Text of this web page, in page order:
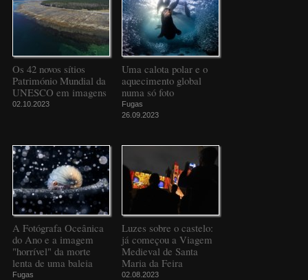
Os 42 novos sítios
Património Mundial da
UNESCO em imagens
02.10.2023
Uma calota polar e o
aquecimento global
numa só foto
Fugas
26.09.2023
A Fotógrafa Oceânica
do Ano e a imagem
"horrível" da morte
lenta de uma baleia
Fugas
Luzes sobre o castelo:
já começou a Viagem
Medieval de Santa
Maria da Feira
02.08.2023